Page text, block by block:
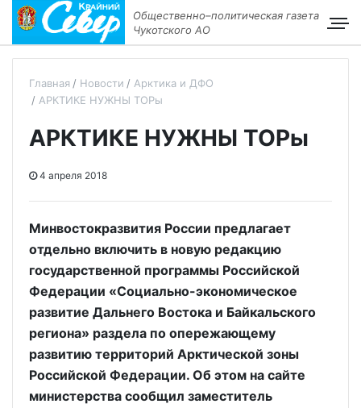
Общественно–политическая газета
Чукотского АО
Главная Новости
Арктика и ДФО
АРКТИКЕ НУЖНЫ ТОРы
АРКТИКЕ НУЖНЫ ТОРы
4 апреля 2018
Минвостокразвития России предлагает
отдельно включить в новую редакцию
государственной программы Российской
Федерации «Социально-экономическое
развитие Дальнего Востока и Байкальского
региона» раздела по опережающему
развитию территорий Арктической зоны
Российской Федерации. Об этом на сайте
министерства сообщил заместитель